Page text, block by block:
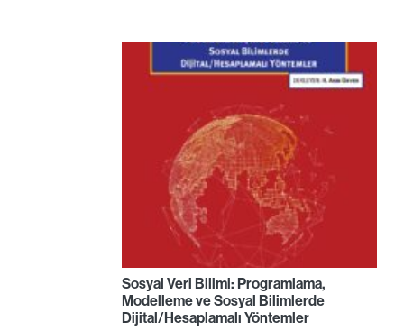
Sosyal Veri Bilimi: Programlama,
Modelleme ve Sosyal Bilimlerde
Dijital/Hesaplamalı Yöntemler